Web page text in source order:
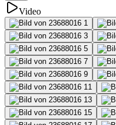
Video